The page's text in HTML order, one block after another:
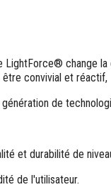
LightForce® change
être convivial et réactif,
de
et durabilité de
de l'utilisateur.